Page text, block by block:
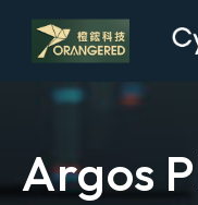
goldennet
Argos